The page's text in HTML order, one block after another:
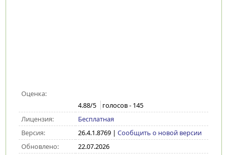
Оценка:
4.88/5 голосов - 145
Лицензия:
Бесплатная
Версия:
26.4.1.8769| Сообщить о новой версии
Обновлено:
22.07.2026